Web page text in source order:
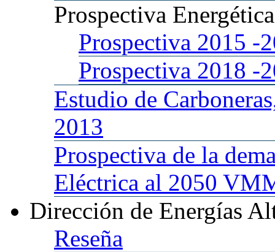
Prospectiva
Prospectiva 2015 -
Prospectiva 2018 -
Estudio de
2013
Prospectiva de la
Eléctrica al 2050
Dirección de Energías
Reseña